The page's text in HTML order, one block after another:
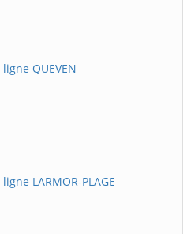
QUEVEN
LARMOR-PLAGE